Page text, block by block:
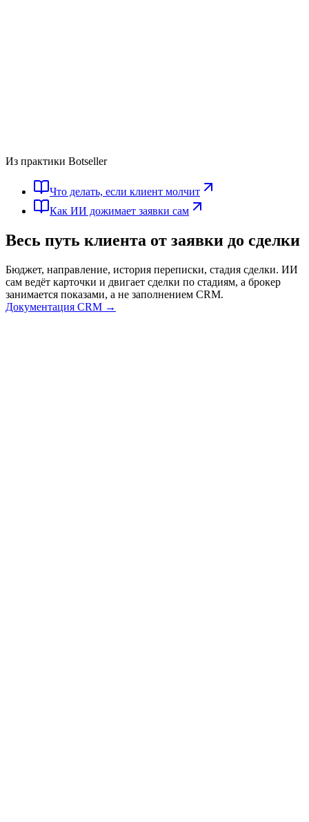
Из практики Botseller
Что делать, если клиент молчит
Как ИИ дожимает заявки сам
Весь путь клиента от заявки до сделки
Бюджет, направление, история переписки, стадия сделки. ИИ
сам ведёт карточки и двигает сделки по стадиям, а брокер
занимается показами, а не заполнением CRM.
Документация CRM →